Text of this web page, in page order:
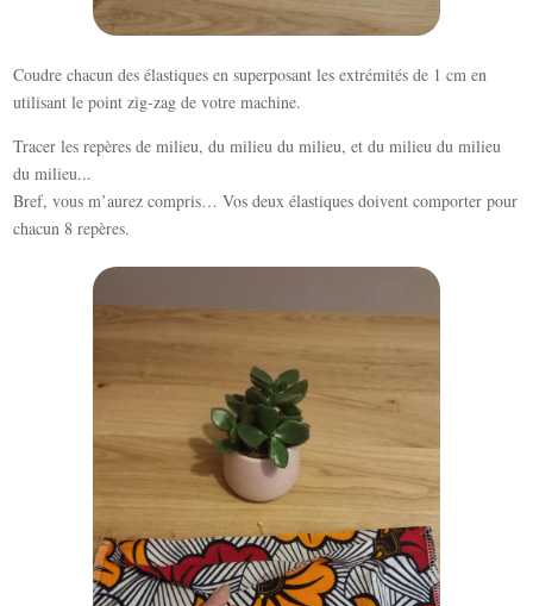
Coudre chacun des élastiques en superposant les extrémités de 1 cm en
utilisant le point zig-zag de votre machine.
Tracer les repères de milieu, du milieu du milieu, et du milieu du milieu
du milieu...
Bref, vous m’aurez compris… Vos deux élastiques doivent comporter pour
chacun 8 repères.